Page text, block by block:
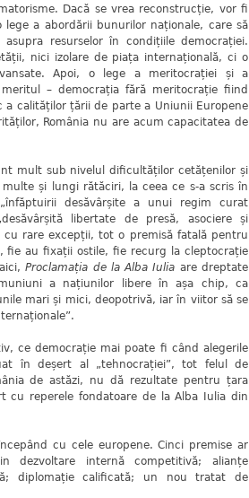
Dacă se vrea reconstrucție, vor fi
a abordării bunurilor naționale, care să
resurselor în condițiile democrației.
nici izolare de piața internațională, ci o
Apoi, o lege a meritocrației și a
– democrația fără meritocrație fiind
calităților țării de parte a Uniunii Europene
România nu are acum capacitatea de
mult sub nivelul dificultăților cetățenilor și
și lungi rătăciri, la ceea ce s-a scris în
desăvârșite a unui regim curat
libertate de presă, asociere și
rare excepții, tot o premisă fatală pentru
fie au fixații ostile, fie recurg la cleptocrație
aici,Proclamația de la Alba Iulia are dreptate
a națiunilor libere în așa chip, ca
mari și mici, deopotrivă, iar în viitor să se
ce democrație mai poate fi când alegerile
în deșert al „tehnocrației”, tot felul de
de astăzi, nu dă rezultate pentru țara
cu reperele fondatoare de la Alba Iulia din
cu cele europene. Cinci premise ar
dezvoltare internă competitivă; alianțe
diplomație calificată; un nou tratat de